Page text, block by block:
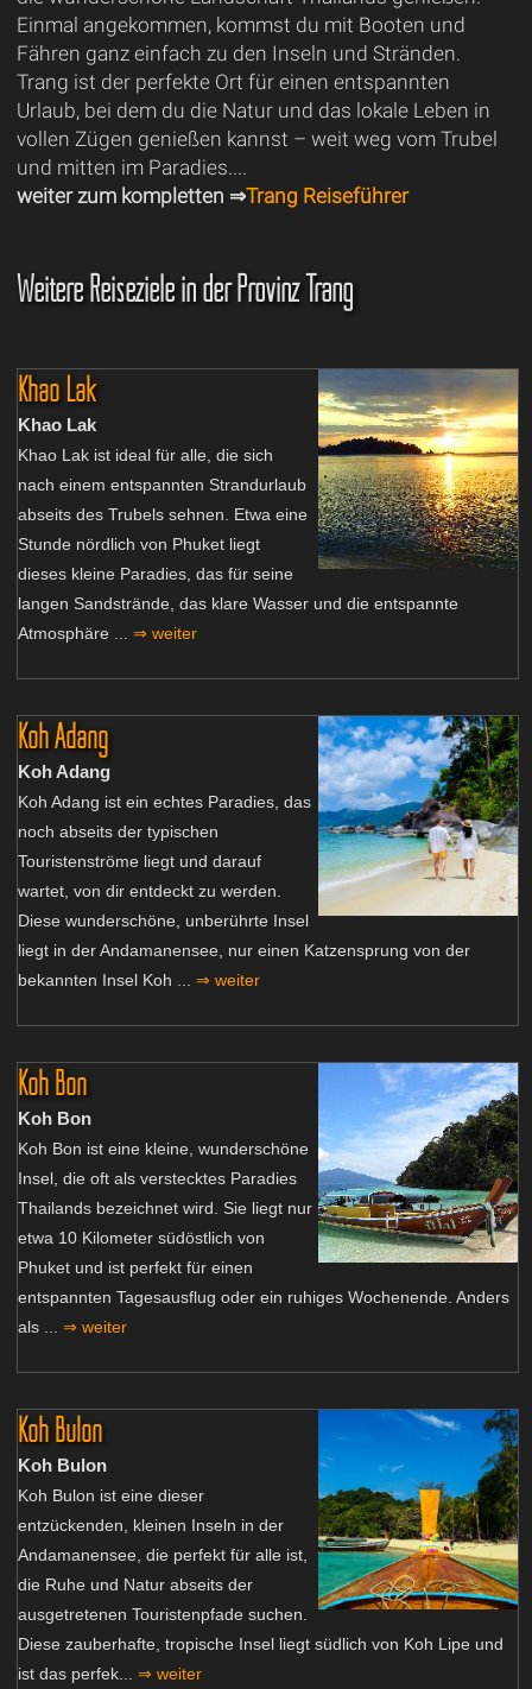
Einmal angekommen, kommst du mit Booten und
Fähren ganz einfach zu den Inseln und Stränden.
Trang ist der perfekte Ort für einen entspannten
Urlaub, bei dem du die Natur und das lokale Leben in
vollen Zügen genießen kannst – weit weg vom Trubel
und mitten im Paradies....
weiter zum kompletten ⇒Trang Reiseführer
Weitere Reiseziele in der Provinz Trang
Khao Lak
Khao Lak
Khao Lak ist ideal für alle, die sich
nach einem entspannten Strandurlaub
abseits des Trubels sehnen. Etwa eine
Stunde nördlich von Phuket liegt
dieses kleine Paradies, das für seine
langen Sandstrände, das klare Wasser und die entspannte
Atmosphäre ... ⇒ weiter
Koh Adang
Koh Adang
Koh Adang ist ein echtes Paradies, das
noch abseits der typischen
Touristenströme liegt und darauf
wartet, von dir entdeckt zu werden.
Diese wunderschöne, unberührte Insel
liegt in der Andamanensee, nur einen Katzensprung von der
bekannten Insel Koh ... ⇒ weiter
Koh Bon
Koh Bon
Koh Bon ist eine kleine, wunderschöne
Insel, die oft als verstecktes Paradies
Thailands bezeichnet wird. Sie liegt nur
etwa 10 Kilometer südöstlich von
Phuket und ist perfekt für einen
entspannten Tagesausflug oder ein ruhiges Wochenende. Anders
als ... ⇒ weiter
Koh Bulon
Koh Bulon
Koh Bulon ist eine dieser
entzückenden, kleinen Inseln in der
Andamanensee, die perfekt für alle ist,
die Ruhe und Natur abseits der
ausgetretenen Touristenpfade suchen.
Diese zauberhafte, tropische Insel liegt südlich von Koh Lipe und
ist das perfek... ⇒ weiter